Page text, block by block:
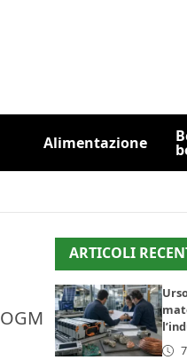
Alimentazione
ARTICOLI